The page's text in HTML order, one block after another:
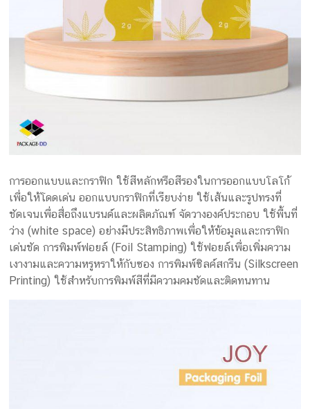
การออกแบบและกราฟิก ใช้สีหลักหรือสีรองในการออกแบบโลโก้
เพื่อให้โดดเด่น ออกแบบกราฟิกที่เรียบง่าย ใช้เส้นและรูปทรงที่
ชัดเจนเพื่อสื่อถึงแบรนด์และผลิตภัณฑ์ จัดวางองค์ประกอบ ใช้พื้นที่
ว่าง (white space) อย่างมีประสิทธิภาพเพื่อให้ข้อมูลและกราฟิก
เด่นชัด การพิมพ์ฟอยล์ (Foil Stamping) ใช้ฟอยล์เพื่อเพิ่มความ
เงางามและความหรูหราให้กับซอง การพิมพ์ซิลค์สกรีน (Silkscreen
Printing) ใช้สำหรับการพิมพ์สีที่มีความคมชัดและติดทนทาน